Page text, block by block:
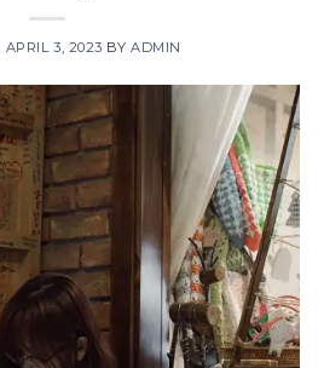
APRIL 3, 2023 BYADMIN